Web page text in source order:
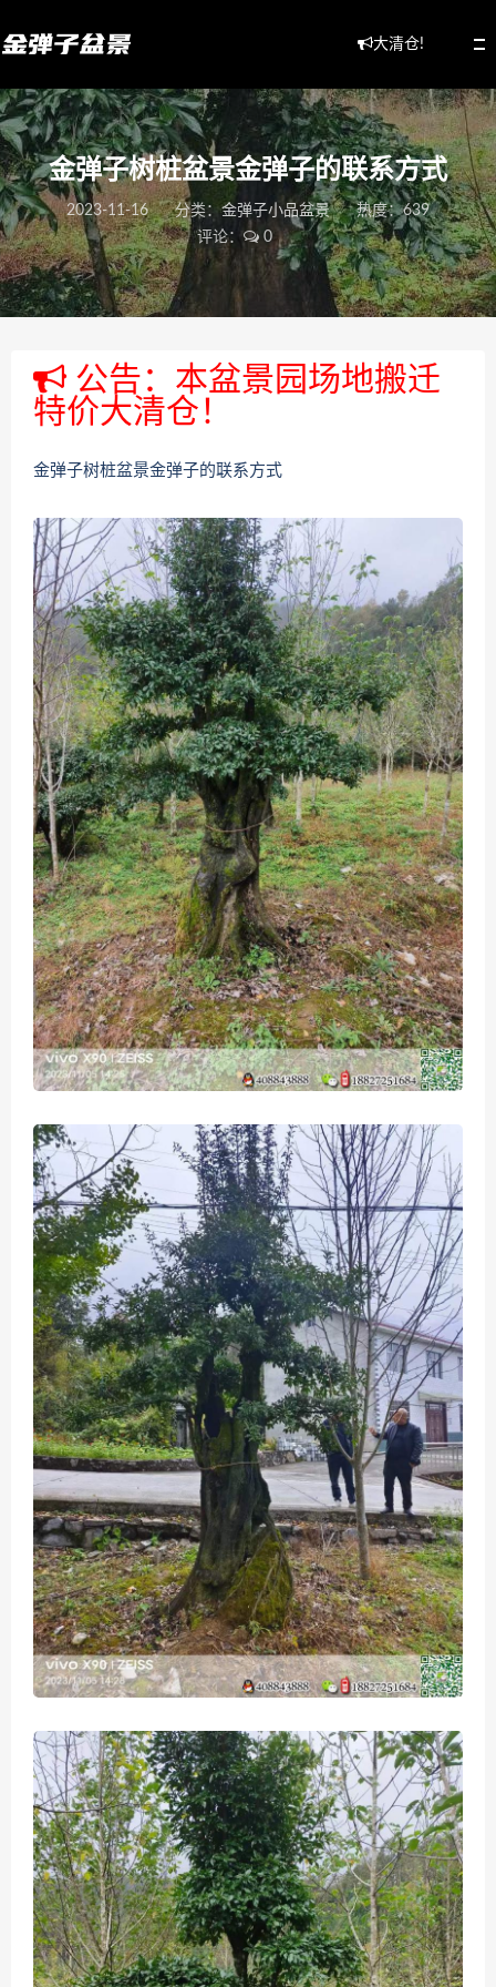
大清仓!
金弹子树桩盆景金弹子的联系方式
2023-11-16 分类：金弹子小品盆景
热度：639
评论：
0
公告：本盆景园场地搬迁
特价大清仓！
金弹子树桩盆景金弹子的联系方式